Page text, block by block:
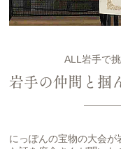
ALL岩手で
岩手の仲間と掴
にっぽんの宝物の大会が